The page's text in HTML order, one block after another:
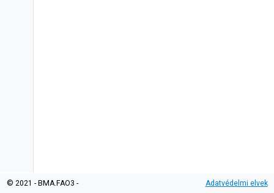
© 2021 - BMA.FAO3 - Adatvédelmi elvek